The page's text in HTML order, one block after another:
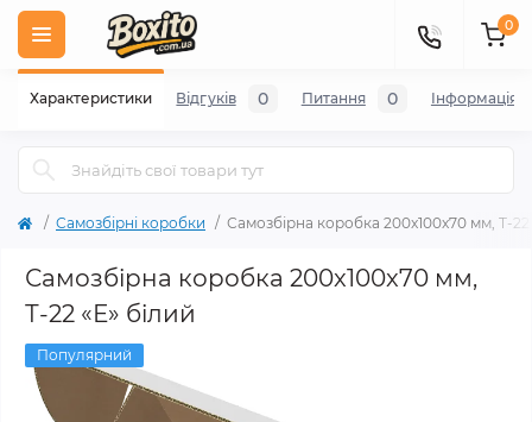
0
Самозбірні коробки Самозбірна коробка 200x100x70 мм, Т-22
Самозбірна коробка 200x100x70 мм,
Т-22 «Е» білий
Популярний
Характеристики Відгуків 0 Питання 0 Iнформація